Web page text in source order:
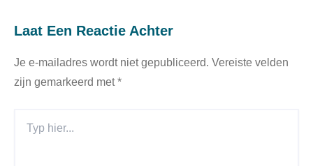
Laat Een Reactie Achter
Je e-mailadres wordt niet gepubliceerd. Vereiste velden
zijn gemarkeerd met*
Hier...